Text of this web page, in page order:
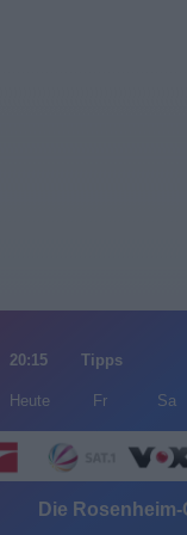
20:15 Tipps
Heute Fr Sa
Die